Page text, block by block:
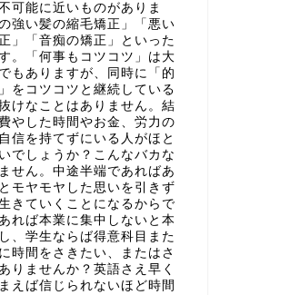
可能に近いものがありま
強い髪の縮毛矯正」「悪い
」「音痴の矯正」といった
。「何事もコツコツ」は大
もありますが、同時に「的
をコツコツと継続している
けなことはありません。結
やした時間やお金、労力の
信を持てずにいる人がほと
でしょうか？こんなバカな
せん。中途半端であればあ
モヤモヤした思いを引きず
きていくことになるからで
れば本業に集中しないと本
、学生ならば得意科目また
時間をさきたい、またはさ
りませんか？英語さえ早く
えば信じられないほど時間